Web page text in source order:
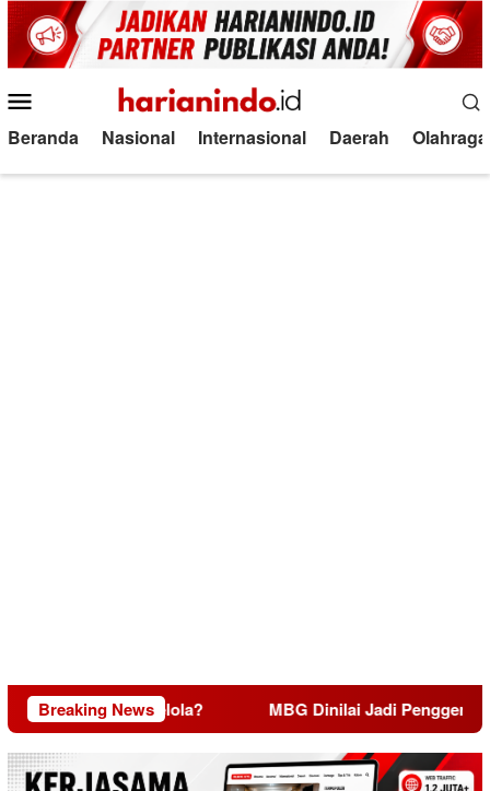
Loncat
ke
konten
Mobile
Beranda Nasional Internasional Daerah Olahraga
Breaking News
Tata Kelola? MBG Dinilai Jadi Penggerak